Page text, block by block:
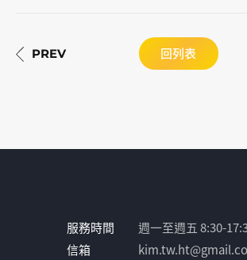
回列表
服務時間
週一至週五 8:30-
信箱